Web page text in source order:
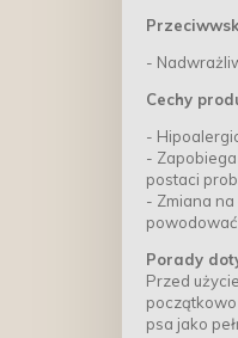
-
Cechy
-
-
postaci
- Zmiana
Porady
Przed
psa jako